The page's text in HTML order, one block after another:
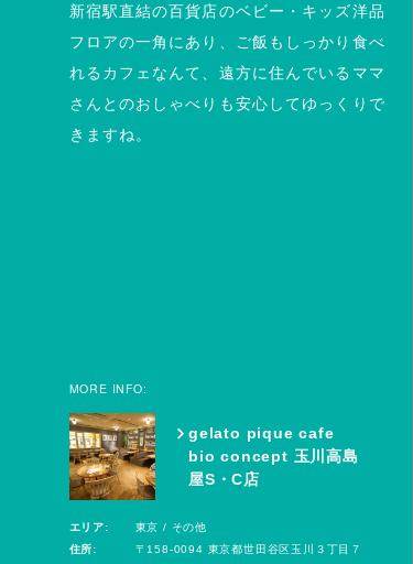
新宿駅直結の百貨店のベビー・キッズ洋品
フロアの一角にあり、ご飯もしっかり食べ
れるカフェなんて、遠方に住んでいるママ
さんとのおしゃべりも安心してゆっくりで
きますね。
MORE INFO:
gelato pique cafe
bio concept 玉川高島
屋S・C店
エリア:
東京 / その他
住所:
〒158-0094 東京都世田谷区玉川３丁目７